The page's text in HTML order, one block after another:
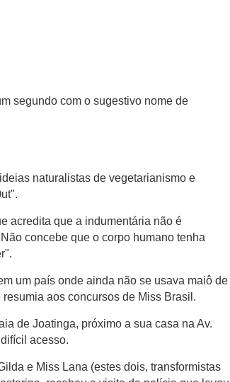
segundo com o sugestivo nome de
naturalistas de vegetarianismo e
acredita que a indumentária não é
concebe que o corpo humano tenha
um país onde ainda não se usava maiô de
aos concursos de Miss Brasil.
de Joatinga, próximo a sua casa na Av.
acesso.
e Miss Lana (estes dois, transformistas